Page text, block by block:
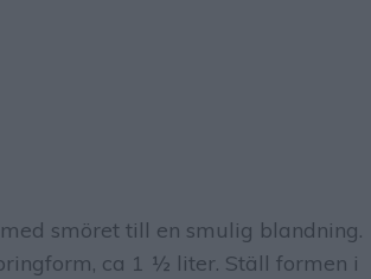
smöret till en smulig blandning.
ca 1 ½ liter. Ställ formen i